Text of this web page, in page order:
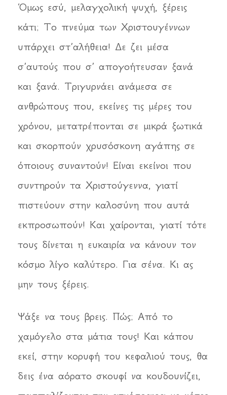
Όμως εσύ, μελαγχολική ψυχή, ξέρεις
κάτι; Το πνεύμα των Χριστουγέννων
υπάρχει στ’αλήθεια! Δε ζει μέσα
σ’αυτούς που σ’ απογοήτευσαν ξανά
και ξανά. Τριγυρνάει ανάμεσα σε
ανθρώπους που, εκείνες τις μέρες του
χρόνου, μετατρέπονται σε μικρά ξωτικά
και σκορπούν χρυσόσκονη αγάπης σε
όποιους συναντούν! Είναι εκείνοι που
συντηρούν τα Χριστούγεννα, γιατί
πιστεύουν στην καλοσύνη που αυτά
εκπροσωπούν! Και χαίρονται, γιατί τότε
τους δίνεται η ευκαιρία να κάνουν τον
κόσμο λίγο καλύτερο. Για σένα. Κι ας
μην τους ξέρεις.
Ψάξε να τους βρεις. Πώς; Από το
χαμόγελο στα μάτια τους! Και κάπου
εκεί, στην κορυφή του κεφαλιού τους, θα
δεις ένα αόρατο σκουφί να κουδουνίζει,